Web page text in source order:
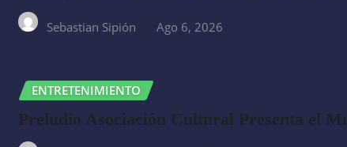
Sebastian Sipión Ago 6, 2026
ENTRETENIMIENTO
Preludio Asociación Cultural Presenta el